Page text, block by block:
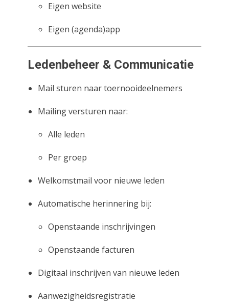
Eigen website
Eigen (agenda)app
Ledenbeheer & Communicatie
Mail sturen naar toernooideelnemers
Mailing versturen naar:
Alle leden
Per groep
Welkomstmail voor nieuwe leden
Automatische herinnering bij:
Openstaande inschrijvingen
Openstaande facturen
Digitaal inschrijven van nieuwe leden
Aanwezigheidsregistratie